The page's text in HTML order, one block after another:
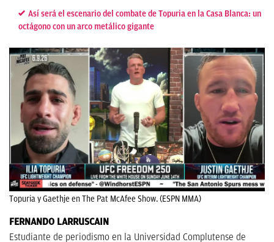
Así será el escenario del combate de Topuria en la Casa Blanca: un
octágono con un arco metálico gigante
Topuria y Gaethje en The Pat McAfee Show. (ESPN MMA)
FERNANDO LARRUSCAIN
Estudiante de periodismo en la Universidad Complutense de